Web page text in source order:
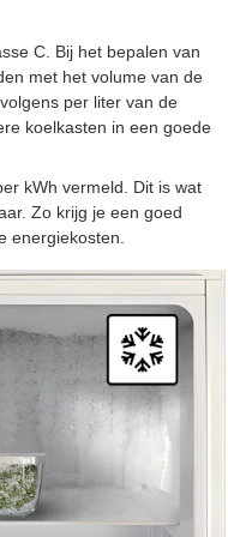
C. Bij het bepalen van
met het volume van de
per liter van de
koelkasten in een goede
kWh vermeld. Dit is wat
Zo krijg je een goed
energiekosten.